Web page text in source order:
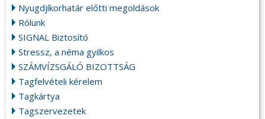
Nyugdjíkorhatár előtti megoldások
Rólunk
SIGNAL Biztosító
Stressz, a néma gyilkos
SZÁMVÍZSGÁLÓ BIZOTTSÁG
Tagfelvételi kérelem
Tagkártya
Tagszervezetek